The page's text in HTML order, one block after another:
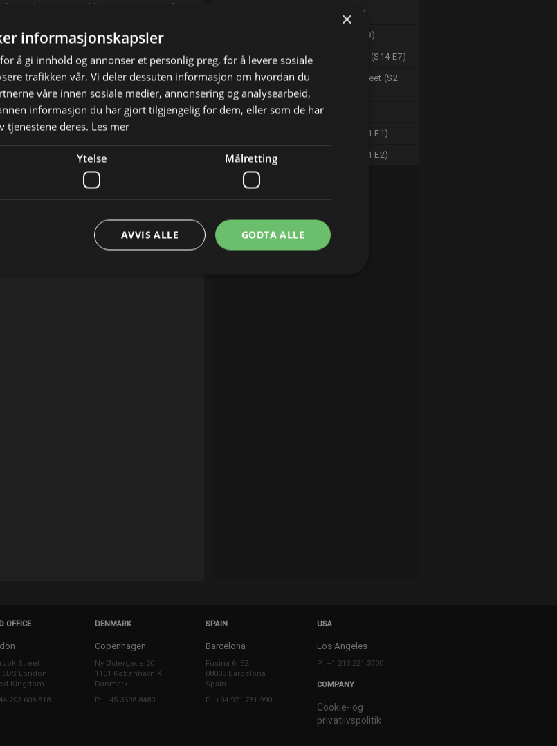
who wanted him gone - and
E-mail
Bodies In The Water (S1 E2)
The Lake Erie Murders (S2 E3)
01:00 On the Case with Paula Zahn (S14 E7)
02:00
The Real Murders On Elm Street (S2
E5)
03:00 Min nabo er morder (S2 E18)
Crime Scene Confidential (S1 E1)
05:00 Crime Scene Confidential (S1 E2)
OFFICE
Street
5DS London
Kingdom
203 608 8181
DENMARK
Copenhagen
Ny Østergade 20
1101 København K
Danmark
P: +45 3698 8480
SPAIN
Barcelona
Fusina 6, E2
08003 Barcelona
Spain
P: +34 971 781 990
USA
Los Angeles
P: +1 213 221 3700
COMPANY
Cookie- og
privatlivspolitik
×
informasjonskapsler
å gi innhold og annonser et personlig preg, for å levere sosiale
trafikken vår. Vi deler dessuten informasjon om hvordan du
våre innen sosiale medier, annonsering og analysearbeid,
informasjon du har gjort tilgjengelig for dem, eller som de har
tjenestene deres. Les mer
Ytelse Målretting
GODTA ALLE
AVVIS ALLE